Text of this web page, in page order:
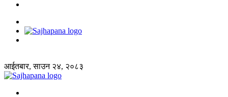
आईतबार, साउन २४, २०८३